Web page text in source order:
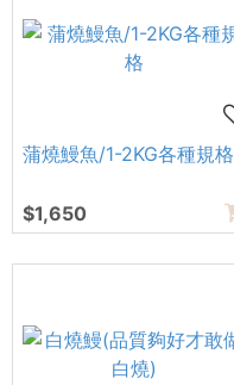
蒲燒鰻魚/1-2KG各種規格
$1,650